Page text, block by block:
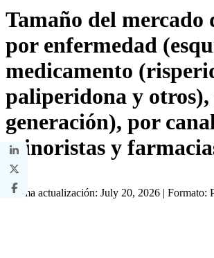
Tamaño del
por enfermedad
medicamento
paliperidona y otros),
generación), por
minoristas y
Última actualización: July 20, 2026 |